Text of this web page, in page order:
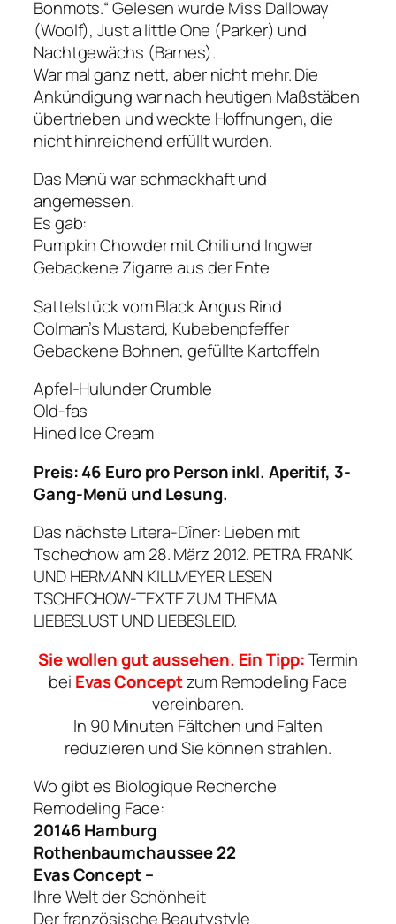
Bonmots.“ Gelesen wurde Miss Dalloway
(Woolf), Just a little One (Parker) und
Nachtgewächs (Barnes).
War mal ganz nett, aber nicht mehr. Die
Ankündigung war nach heutigen Maßstäben
übertrieben und weckte Hoffnungen, die
nicht hinreichend erfüllt wurden.
Das Menü war schmackhaft und
angemessen.
Es gab:
Pumpkin Chowder mit Chili und Ingwer
Gebackene Zigarre aus der Ente
Sattelstück vom Black Angus Rind
Colman’s Mustard, Kubebenpfeffer
Gebackene Bohnen, gefüllte Kartoffeln
Apfel-Hulunder Crumble
Old-fas
Hined Ice Cream
Preis: 46 Euro pro Person inkl. Aperitif, 3-
Gang-Menü und Lesung.
Das nächste Litera-Dîner: Lieben mit
Tschechow am 28. März 2012. PETRA FRANK
UND HERMANN KILLMEYER LESEN
TSCHECHOW-TEXTE ZUM THEMA
LIEBESLUST UND LIEBESLEID.
Sie wollen gut aussehen. Ein Tipp:Termin
bei Evas Conceptzum Remodeling Face
vereinbaren.
In 90 Minuten Fältchen und Falten
reduzieren und Sie können strahlen.
Wo gibt es Biologique Recherche
Remodeling Face:
20146 Hamburg
Rothenbaumchaussee 22
Evas Concept –
Ihre Welt der Schönheit
Der französische Beautystyle